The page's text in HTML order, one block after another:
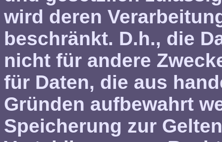
wird deren
beschränkt. D.h., die
nicht für andere
für Daten, die aus
Gründen aufbewahrt
Speicherung zur